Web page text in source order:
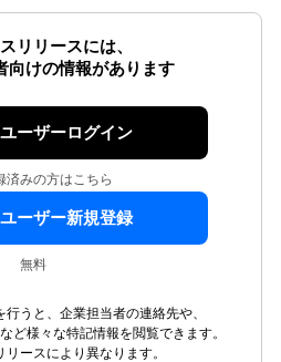
リリースには、
向けの情報があります
ーザーログイン
済みの方はこちら
ーザー新規登録
無料
うと、企業担当者の連絡先や、
ど様々な特記情報を閲覧できます。
ースにより異なります。